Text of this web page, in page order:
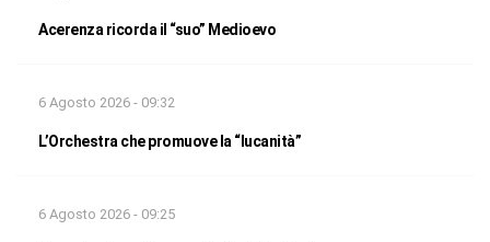
Acerenza ricorda il “suo” Medioevo
6 Agosto 2026 - 09:32
L’Orchestra che promuove la “lucanità”
6 Agosto 2026 - 09:25